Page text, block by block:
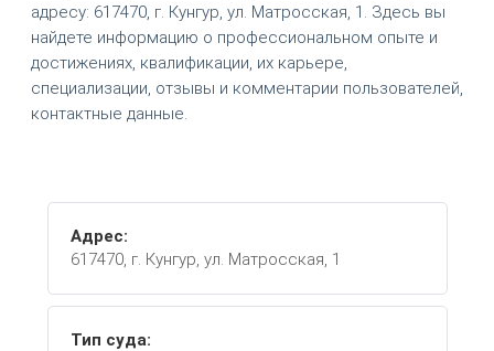
адресу: 617470, г. Кунгур, ул. Матросская, 1. Здесь вы
найдете информацию о профессиональном опыте и
достижениях, квалификации, их карьере,
специализации, отзывы и комментарии пользователей,
контактные данные.
Адрес:
617470, г. Кунгур, ул. Матросская, 1
Тип суда: